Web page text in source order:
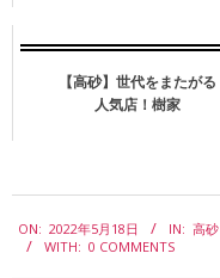
【高砂】世代をまたがる
人気店！樹家
05-
ON: 2022年5月18日 IN: 高砂
WITH: 0 COMMENTS